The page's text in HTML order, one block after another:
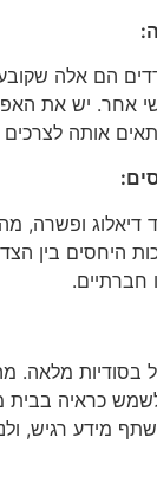
הם אלה
אחר. יש את
אותה לצרכים
דיאלוג ופשרה,
היחסים בין
חברתיים.
בסודיות מלאה.
לשמש כראיה
מידע רגיש,